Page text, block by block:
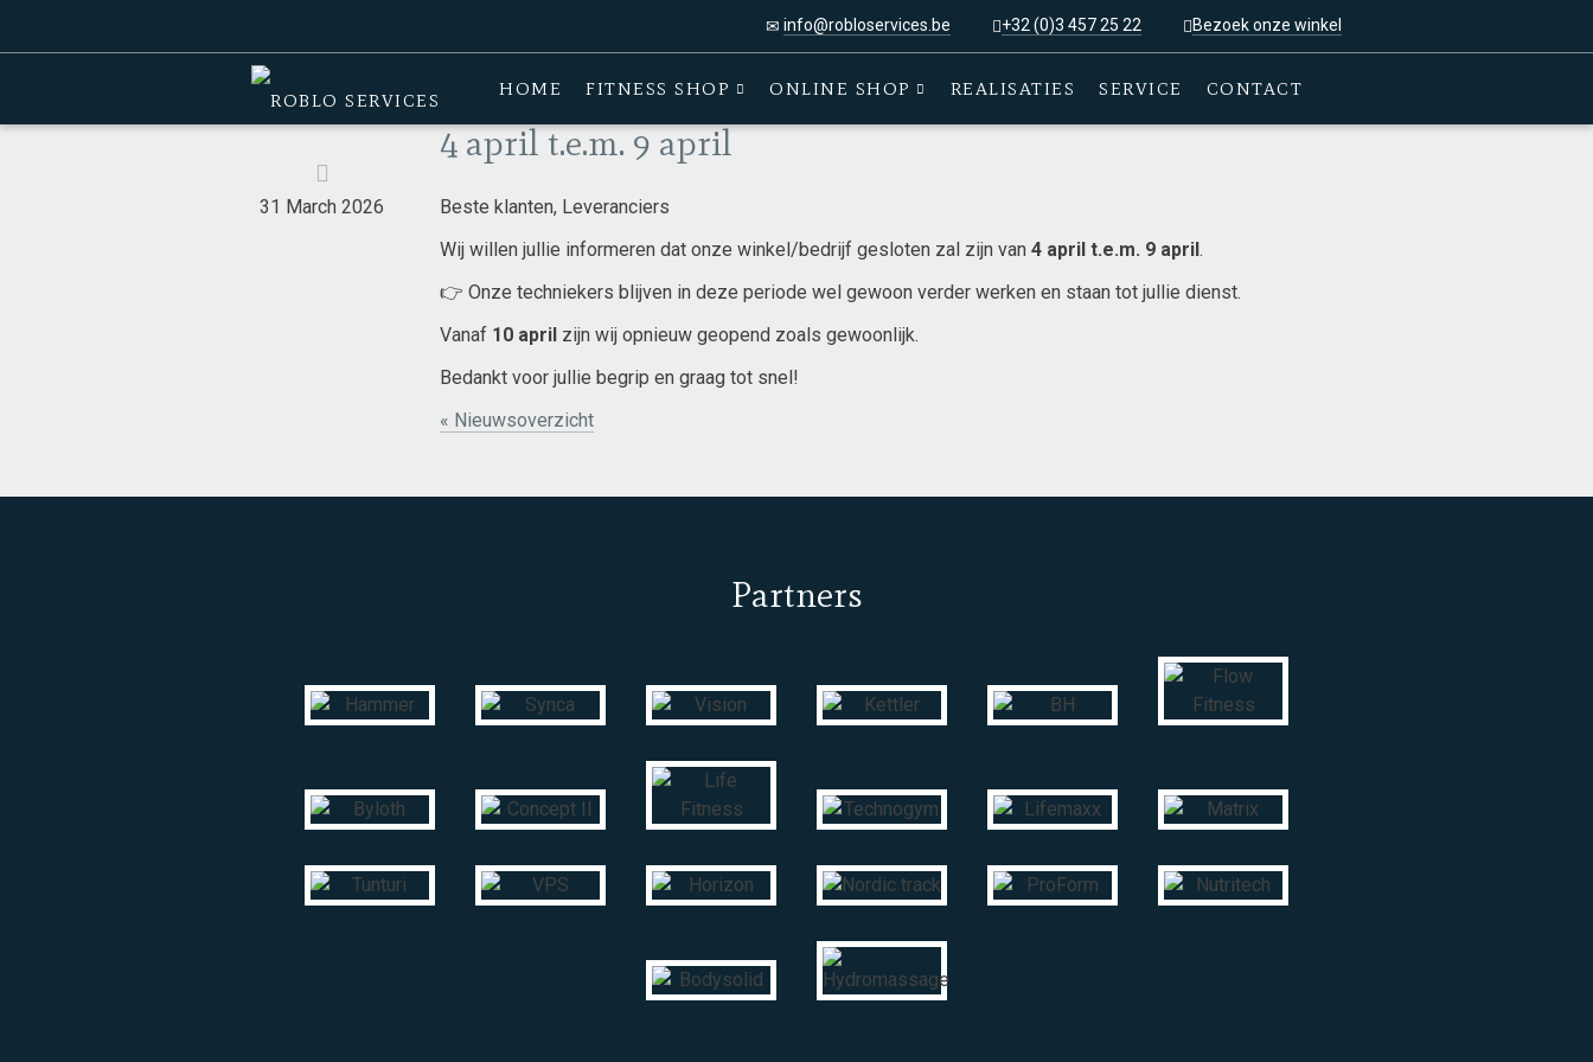
info@robloservices.be +32 (0)3 457 25 22 Bezoek onze winkel
HOME FITNESS SHOP ONLINE SHOP REALISATIES SERVICE CONTACT
31 March 2026
4 april t.e.m. 9 april
Beste klanten, Leveranciers
Wij willen jullie informeren dat onze winkel/bedrijf gesloten zal zijn van4 april t.e.m. 9 april.
👉 Onze techniekers blijven in deze periode wel gewoon verder werken en staan tot jullie dienst.
Vanaf 10 april zijn wij opnieuw geopend zoals gewoonlijk.
Bedankt voor jullie begrip en graag tot snel!
« Nieuwsoverzicht
Partners